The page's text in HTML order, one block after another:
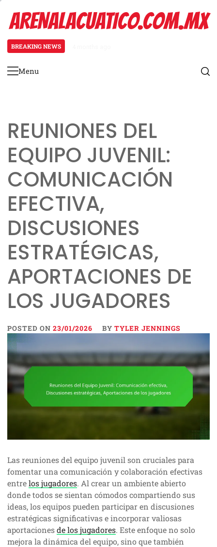
content
ARENALACUATICO.COM.MX
BREAKING NEWS
Primary
Menu
REUNIONES DEL
EQUIPO JUVENIL:
COMUNICACIÓN
EFECTIVA,
DISCUSIONES
ESTRATÉGICAS,
APORTACIONES DE
LOS JUGADORES
POSTED ON 23/01/2026 BY TYLER JENNINGS
Las reuniones del equipo juvenil son cruciales para
fomentar una comunicación y colaboración efectivas
entrelos jugadores. Al crear un ambiente abierto
donde todos se sientan cómodos compartiendo sus
ideas, los equipos pueden participar en discusiones
estratégicas significativas e incorporar valiosas
aportacionesde los jugadores. Este enfoque no solo
mejora la dinámica del equipo, sino que también